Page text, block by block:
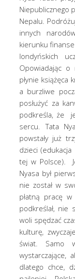
Niepublicznego
Nepalu.
innych
kierunku
londyńskich
Opowiadając
płynie książęca
a burzliwe
posłużyć za
podkreśla, że
sercu. Tata
powstały już
dzieci
tej w Polsce).
Nyasa był
nie został w
płatną pracę
podkreślał, nie
woli spędzać
kulturę,
świat. Samo
wystarczające,
dlatego chce,